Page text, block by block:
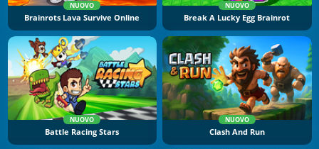
NUOVO
Brainrots Lava Survive Online
NUOVO
Break A Lucky Egg Brainrot
NUOVO
Battle Racing Stars
NUOVO
Clash And Run